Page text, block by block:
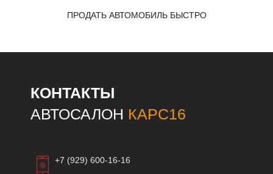
ПРОДАТЬ АВТОМОБИЛЬ БЫСТРО
КОНТАКТЫ
АВТОСАЛОН КАРС16
+7 (929) 600-16-16